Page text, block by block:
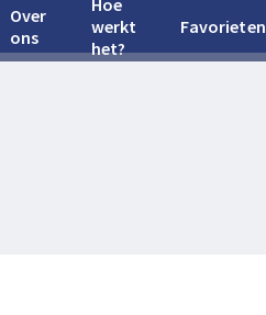
Over
ons
Hoe
werkt
het?
Favorieten